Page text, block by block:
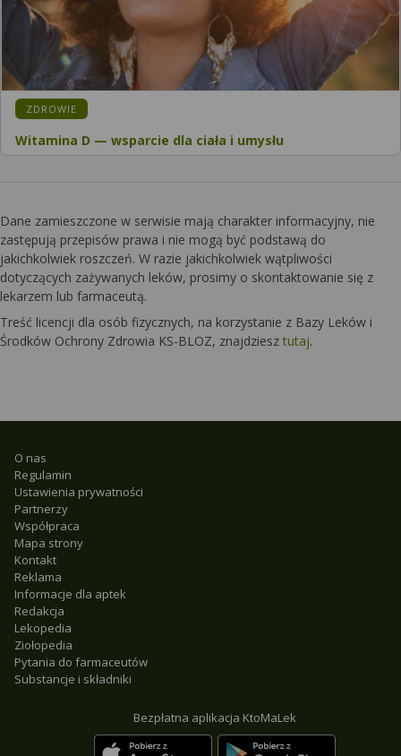
KATEGORIA:
ZDROWIE
Witamina D — wsparcie dla ciała i umysłu
Dane zamieszczone w serwisie mają charakter informacyjny, nie
zastępują przepisów prawa i nie mogą być podstawą do
jakichkolwiek roszczeń. W razie jakichkolwiek wątpliwości
dotyczących zażywanych leków, prosimy o skontaktowanie się z
lekarzem lub farmaceutą.
Treść licencji dla osób fizycznych, na korzystanie z Bazy Leków i
Środków Ochrony Zdrowia KS-BLOZ, znajdziesz tutaj.
O nas
Regulamin
Ustawienia prywatności
Partnerzy
Współpraca
Mapa strony
Kontakt
Reklama
Informacje dla aptek
Redakcja
Lekopedia
Ziołopedia
Pytania do farmaceutów
Substancje i składniki
Bezpłatna aplikacja KtoMaLek